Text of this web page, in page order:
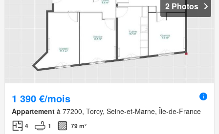
2 Photos
1 390 €/mois
Appartement à 77200, Torcy, Seine-et-Marne, Île-de-France
4 1 79 m²